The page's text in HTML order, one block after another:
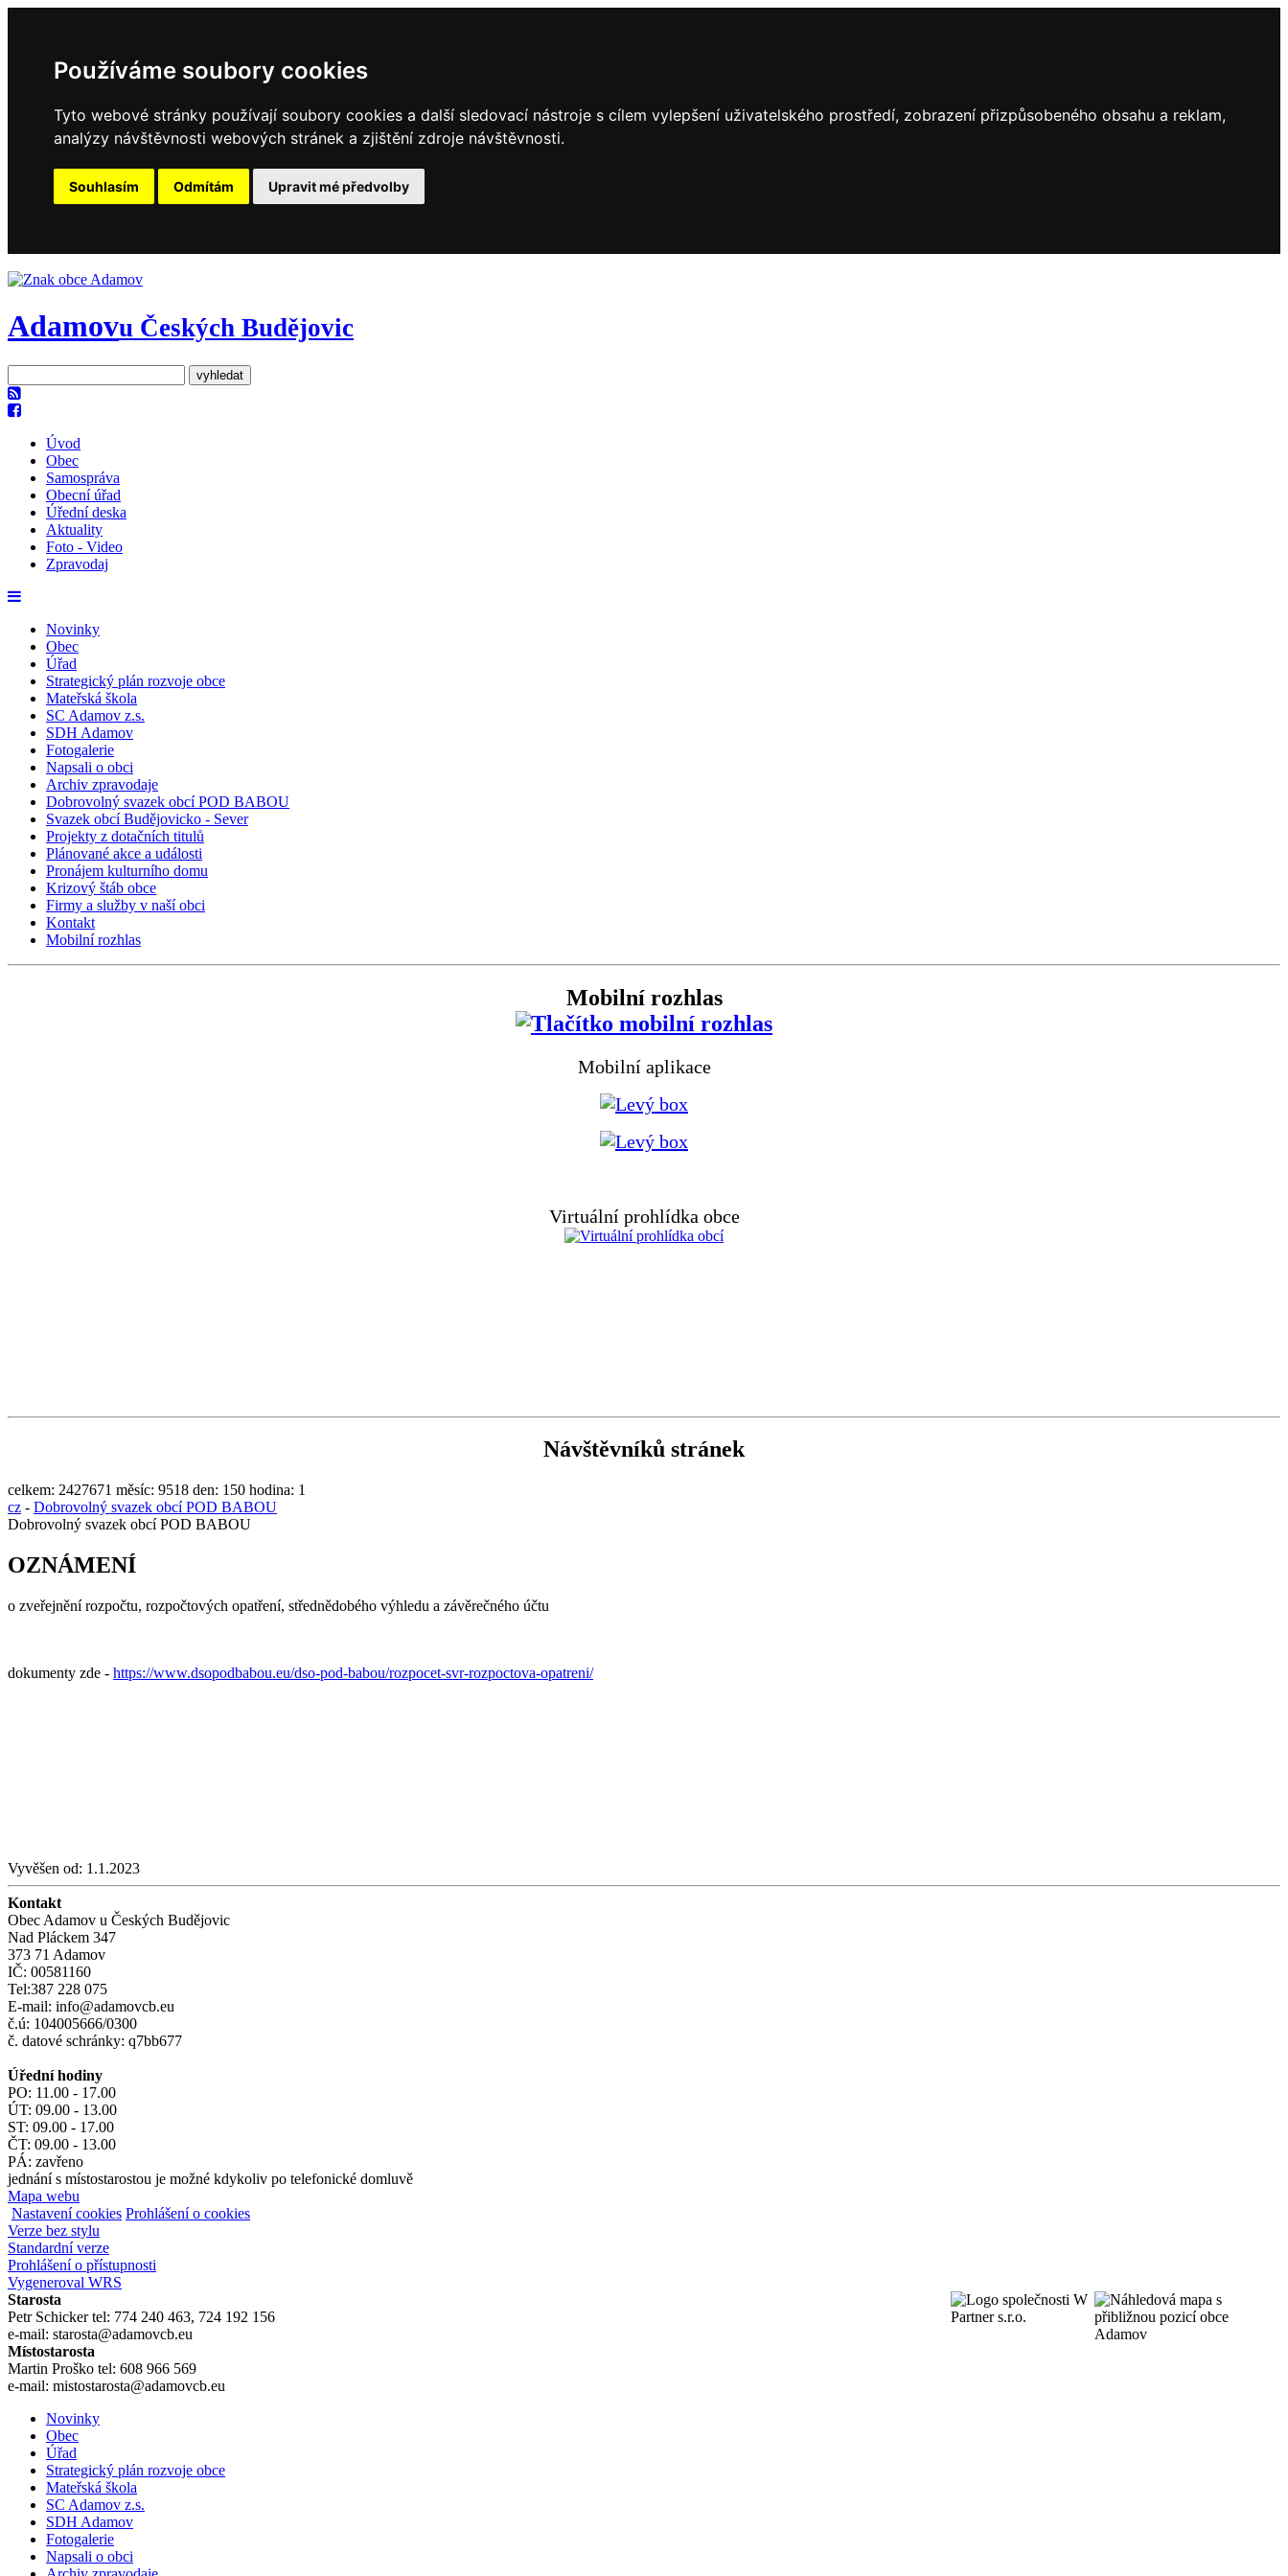
Používáme soubory cookies
Tyto webové stránky používají soubory cookies a další sledovací nástroje s cílem vylepšení uživatelského prostředí, zobrazení přizpůsobeného obsahu a reklam,
analýzy návštěvnosti webových stránek a zjištění zdroje návštěvnosti.
Souhlasím Odmítám Upravit mé předvolby
Adamovu Českých Budějovic
Úvod
Obec
Samospráva
Obecní úřad
Úřední deska
Aktuality
Foto - Video
Zpravodaj
Novinky
Obec
Úřad
Strategický plán rozvoje obce
Mateřská škola
SC Adamov z.s.
SDH Adamov
Fotogalerie
Napsali o obci
Archiv zpravodaje
Dobrovolný svazek obcí POD BABOU
Svazek obcí Budějovicko - Sever
Projekty z dotačních titulů
Plánované akce a události
Pronájem kulturního domu
Krizový štáb obce
Firmy a služby v naší obci
Kontakt
Mobilní rozhlas
Mobilní rozhlas
Mobilní aplikace
Virtuální prohlídka obce
Návštěvníků stránek
celkem: 2427671 měsíc: 9518 den: 150 hodina: 1
cz - Dobrovolný svazek obcí POD BABOU
Dobrovolný svazek obcí POD BABOU
OZNÁMENÍ
o zveřejnění rozpočtu, rozpočtových opatření, střednědobého výhledu a závěrečného účtu
dokumenty zde - https://www.dsopodbabou.eu/dso-pod-babou/rozpocet-svr-rozpoctova-opatreni/
Vyvěšen od: 1.1.2023
Kontakt
Obec Adamov u Českých Budějovic
Nad Pláckem 347
373 71 Adamov
IČ: 00581160
Tel:387 228 075
E-mail: info@adamovcb.eu
č.ú: 104005666/0300
č. datové schránky: q7bb677
Úřední hodiny
PO: 11.00 - 17.00
ÚT: 09.00 - 13.00
ST: 09.00 - 17.00
ČT: 09.00 - 13.00
PÁ: zavřeno
jednání s místostarostou je možné kdykoliv po telefonické domluvě
Mapa webu
Nastavení cookies Prohlášení o cookies
Verze bez stylu
Standardní verze
Prohlášení o přístupnosti
Vygeneroval WRS
Starosta
Petr Schicker tel: 774 240 463, 724 192 156
e-mail: starosta@adamovcb.eu
Místostarosta
Martin Proško tel: 608 966 569
e-mail: mistostarosta@adamovcb.eu
Novinky
Obec
Úřad
Strategický plán rozvoje obce
Mateřská škola
SC Adamov z.s.
SDH Adamov
Fotogalerie
Napsali o obci